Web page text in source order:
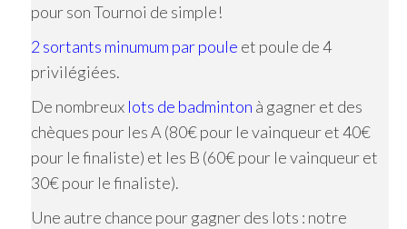
pour son Tournoi de simple!
2 sortants minumum par poule et poule de 4
privilégiées.
De nombreux lots de badminton à gagner et des
chèques pour les A (80€ pour le vainqueur et 40€
pour le finaliste) et les B (60€ pour le vainqueur et
30€ pour le finaliste).
Une autre chance pour gagner des lots : notre